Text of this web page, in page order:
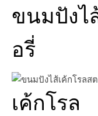
ขนมปังไ
อรี่
เค้กโรล